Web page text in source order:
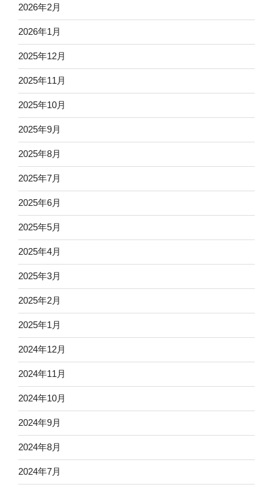
2026年2月
2026年1月
2025年12月
2025年11月
2025年10月
2025年9月
2025年8月
2025年7月
2025年6月
2025年5月
2025年4月
2025年3月
2025年2月
2025年1月
2024年12月
2024年11月
2024年10月
2024年9月
2024年8月
2024年7月